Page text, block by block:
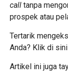
call tanpa
prospek atau
Tertarik
Anda? Klik di sini
Artikel ini juga